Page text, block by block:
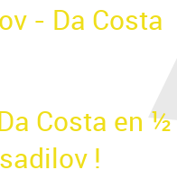
- Da Costa
Costa en ½
!